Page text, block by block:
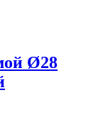
Ø28